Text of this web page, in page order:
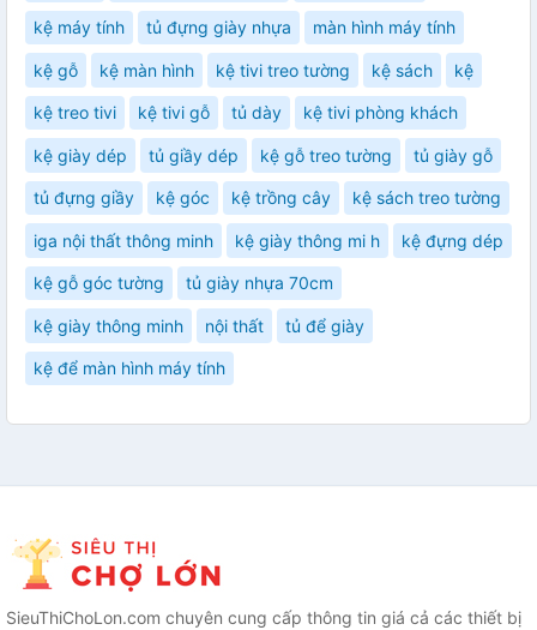
kệ máy tính tủ đựng giày nhựa màn hình máy tính
kệ gỗ kệ màn hình kệ tivi treo tường kệ sách kệ
kệ treo tivi kệ tivi gỗ tủ dày kệ tivi phòng khách
kệ giày dép tủ giầy dép kệ gỗ treo tường tủ giày gỗ
tủ đựng giầy kệ góc kệ trồng cây kệ sách treo tường
iga nội thất thông minh kệ giày thông mi h kệ đựng dép
kệ gỗ góc tường tủ giày nhựa 70cm
kệ giày thông minh nội thất tủ để giày
kệ để màn hình máy tính
SieuThiChoLon.com chuyên cung cấp thông tin giá cả các thiết bị